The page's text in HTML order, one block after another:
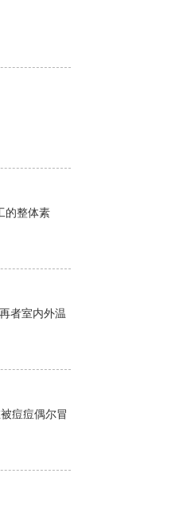
的整体素
者室内外温
痘痘偶尔冒